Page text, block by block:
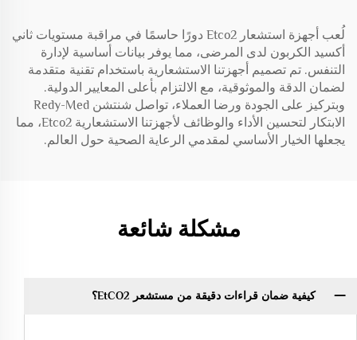
لُعب أجهزة استشعار Etco2 دورًا حاسمًا في مراقبة مستويات ثاني
أكسيد الكربون لدى المرضى، مما يوفر بيانات أساسية لإدارة
التنفس. تم تصميم أجهزتنا الاستشعارية باستخدام تقنية متقدمة
لضمان الدقة والموثوقية، مع الالتزام بأعلى المعايير الدولية.
وبتركيز على الجودة ورضا العملاء، تواصل شنتشن Redy-Med
الابتكار لتحسين الأداء والوظائف لأجهزتنا الاستشعارية Etco2، مما
يجعلها الخيار الأساسي لمقدمي الرعاية الصحية حول العالم.
مشكلة شائعة
كيفية ضمان قراءات دقيقة من مستشعر EtCO2؟